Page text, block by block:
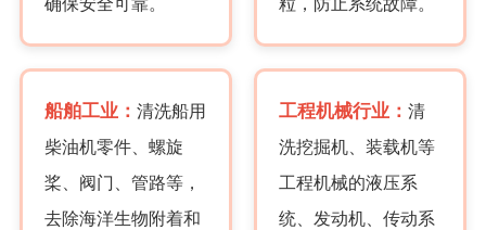
确保安全可靠。
粒，防止系统故障。
船舶工业： 清洗船用
柴油机零件、螺旋
桨、阀门、管路等，
去除海洋生物附着和
工程机械行业： 清
洗挖掘机、装载机等
工程机械的液压系
统、发动机、传动系